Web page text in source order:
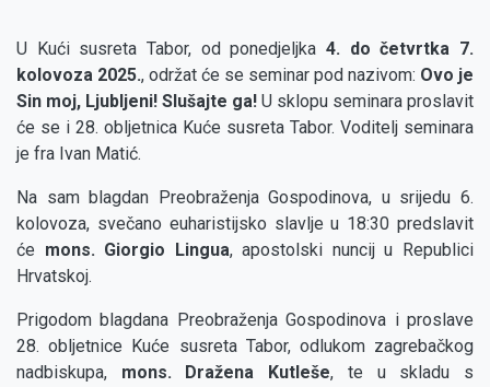
U Kući susreta Tabor, od ponedjeljka 4. do četvrtka 7.
kolovoza 2025., održat će se seminar pod nazivom: Ovo je
Sin moj, Ljubljeni! Slušajte ga! U sklopu seminara proslavit
će se i 28. obljetnica Kuće susreta Tabor. Voditelj seminara
je fra Ivan Matić.
Na sam blagdan Preobraženja Gospodinova, u srijedu 6.
kolovoza, svečano euharistijsko slavlje u 18:30 predslavit
će mons. Giorgio Lingua, apostolski nuncij u Republici
Hrvatskoj.
Prigodom blagdana Preobraženja Gospodinova i proslave
28. obljetnice Kuće susreta Tabor, odlukom zagrebačkog
nadbiskupa, mons. Dražena Kutleše, te u skladu s